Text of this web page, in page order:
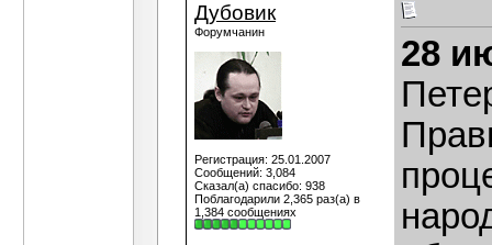
Дубовик
Форумчанин
Регистрация: 25.01.2007
Сообщений: 3,084
Сказал(а) спасибо: 938
Поблагодарили 2,365 раз(а) в
1,384 сообщениях
28